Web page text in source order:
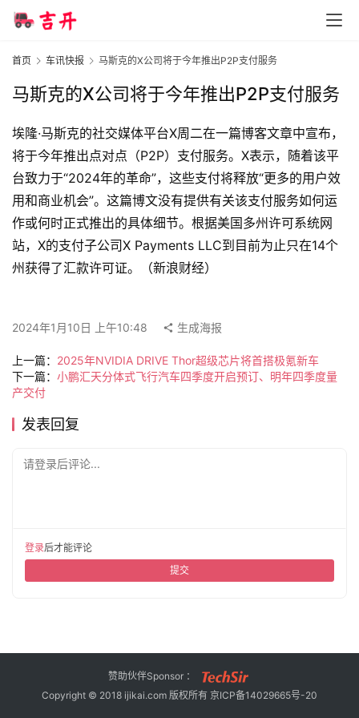
车
时
代
新
能
源
评
旅
行
车
首页 车讯快报 马斯克的X公司将于今年推出P2P支付服务
马斯克的X公司将于今年推出P2P支付服务
埃隆·马斯克的社交媒体平台X周二在一篇博客文章中宣布，
将于今年推出点对点（P2P）支付服务。X表示，随着该平
台致力于“2024年的革命”，这些支付将释放“更多的用户效
用和商业机会”。这篇博文没有提供有关该支付服务如何运
作或何时正式推出的具体细节。根据美国多州许可系统网
站，X的支付子公司X Payments LLC到目前为止只在14个
州获得了汇款许可证。（新浪财经）
2024年1月10日 上午10:48 生成海报
上一篇： 2025年NVIDIA DRIVE Thor超级芯片将首搭极氪新车
下一篇： 小鹏汇天分体式飞行汽车四季度开启预订、明年四季度量
产交付
发表回复
请登录后评论...
登录后才能评论
提交
赞助伙伴Sponsor ：
Copyright © 2018 ijikai.com 版权所有 京ICP备14029665号-20